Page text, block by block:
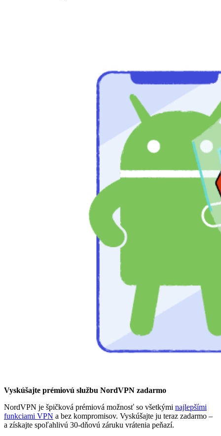
Vyskúšajte prémiovú službu NordVPN zadarmo
NordVPN je špičková prémiová možnosť so všetkými najlepšími
funkciami VPN a bez kompromisov. Vyskúšajte ju teraz zadarmo –
a získajte spoľahlivú 30-dňovú záruku vrátenia peňazí.